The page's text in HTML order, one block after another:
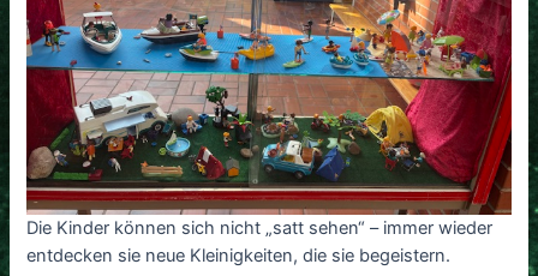
Die Kinder können sich nicht „satt sehen“ – immer wieder
entdecken sie neue Kleinigkeiten, die sie begeistern.